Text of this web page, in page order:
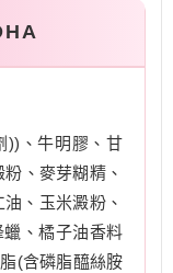
))、牛明膠、甘
、麥芽糊精、
、玉米澱粉、
、橘子油香料
(含磷脂醯絲胺